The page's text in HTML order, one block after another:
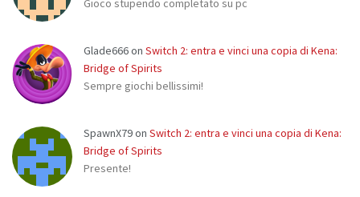
Gioco stupendo completato su pc
Glade666on Switch 2: entra e vinci una copia di Kena:
Bridge of Spirits
Sempre giochi bellissimi!
SpawnX79on Switch 2: entra e vinci una copia di Kena:
Bridge of Spirits
Presente!